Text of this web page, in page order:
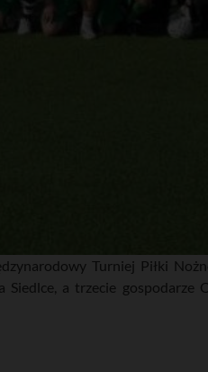
Turniej Piłki
a trzecie gospodarze